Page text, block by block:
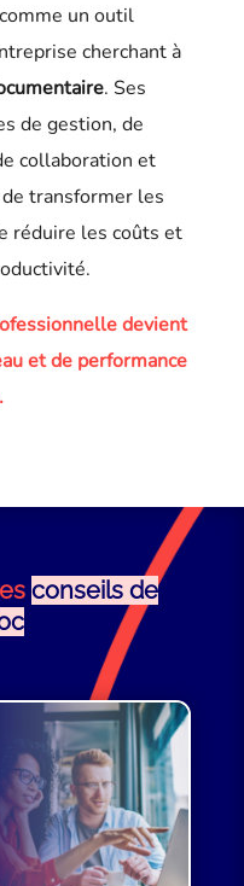
un outil
cherchant à
. Ses
de gestion, de
collaboration et
transformer les
réduire les coûts et
devient
et de performance
conseils de